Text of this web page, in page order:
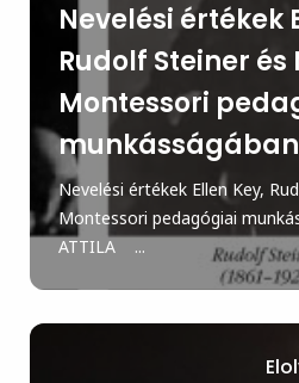
Nevelési értékek
Rudolf Steiner és
Montessori
munkásságában
Nevelési értékek Ellen Key,
Montessori pedagógiai
ATTILA ...